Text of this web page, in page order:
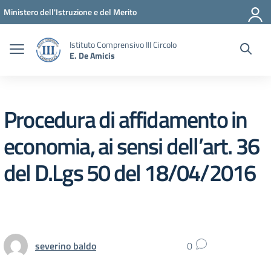
Vai ai contenuti
Vai al menu di navigazione
Vai al footer
Ministero dell'Istruzione e del Merito
Istituto Comprensivo III Circolo
E. De Amicis
Procedura di affidamento in
economia, ai sensi dell’art. 36
del D.Lgs 50 del 18/04/2016
severino baldo 0